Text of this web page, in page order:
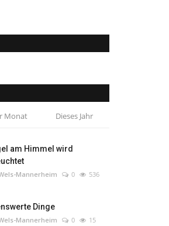
Monat Dieses Jahr
am Himmel wird
Mannerheim 0 536
Dinge
Mannerheim 0 15